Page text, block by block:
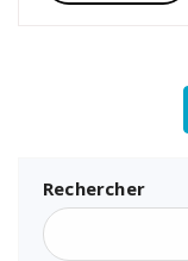
Rechercher